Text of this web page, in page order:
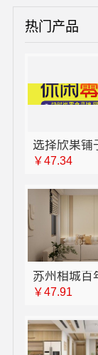
热门产品
￥47.34
￥47.91